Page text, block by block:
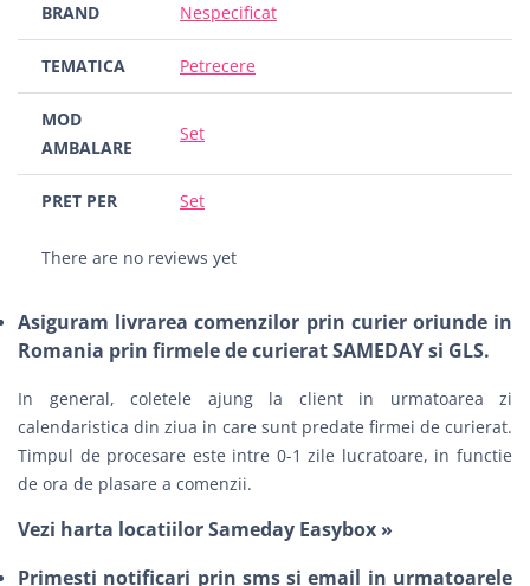
BRAND Nespecificat
TEMATICA Petrecere
MOD
AMBALARE
Set
PRET PER Set
There are no reviews yet
Asiguram livrarea comenzilor prin curier oriunde in
Romania prin firmele de curierat SAMEDAY si GLS.
In general, coletele ajung la client in urmatoarea zi
calendaristica din ziua in care sunt predate firmei de curierat.
Timpul de procesare este intre 0-1 zile lucratoare, in functie
de ora de plasare a comenzii.
Vezi harta locatiilor Sameday Easybox »
Primesti notificari prin sms si email in urmatoarele